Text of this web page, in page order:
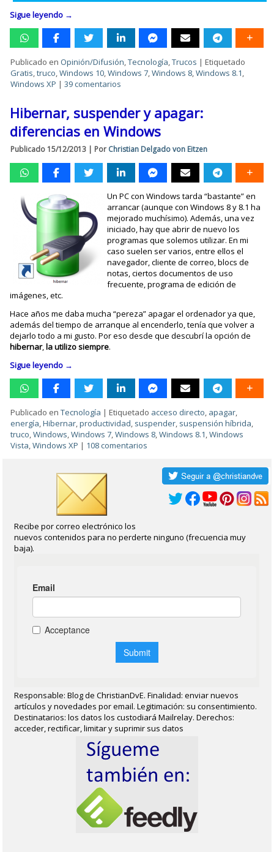
Sigue leyendo →
Publicado en Opinión/Difusión,Tecnología,Trucos |Etiquetado
Gratis,truco,Windows 10,Windows 7,Windows 8,Windows 8.1,
Windows XP |39 comentarios
Hibernar, suspender y apagar:
diferencias en Windows
Publicado 15/12/2013 | Por Christian Delgado von Eitzen
Un PC con Windows tarda “bastante” en
arrancar (aunque con Windows 8 y 8.1 ha
mejorado muchísimo). Además, una vez
iniciado, hay que abrir de nuevo los
programas que solemos utilizar. En mi
caso suelen ser varios, entre ellos el
navegador, cliente de correo, blocs de
notas, ciertos documentos de uso
frecuente, programa de edición de
imágenes, etc.
Hace años me daba mucha “pereza” apagar el ordenador ya que,
además del tiempo de arranque al encenderlo, tenía que volver a
dejarlo todo a mi gusto. Por eso desde que descubrí la opción de
hibernar,la utilizo siempre.
Sigue leyendo →
Publicado en Tecnología |Etiquetado acceso directo, apagar,
energía,Hibernar,productividad, suspender, suspensión híbrida,
truco,Windows,Windows 7,Windows 8,Windows 8.1,Windows
Vista,Windows XP | 108 comentarios
Recibe por correo electrónico los
nuevos contenidos para no perderte ninguno (frecuencia muy
baja).
Responsable: Blog de ChristianDvE. Finalidad: enviar nuevos
artículos y novedades por email. Legitimación: su consentimiento.
Destinatarios: los datos los custodiará Mailrelay. Derechos:
acceder, rectificar, limitar y suprimir sus datos